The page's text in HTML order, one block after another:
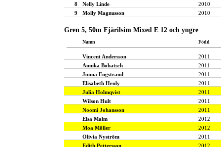
8
Nelly Linde
2010
9
Molly Magnusson 2010
Gren 5, 50m Fjärilsim Mixed E 12 och yngre
Namn Född
Vincent Andersson
2011
Annika Bohatsch
2011
Jonna Engstrand
2011
Elisabeth Henly
2011
Julia Holmqvist
2011
Wilson Hult
2011
Noomi Johansson
2011
Elsa Malm
2012
Moa Möller
2012
Olivia Nyström
2011
Edith Pettersson
2012